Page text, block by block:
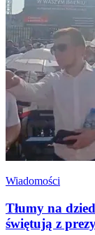
Wiadomości
Tłumy na
świętują z